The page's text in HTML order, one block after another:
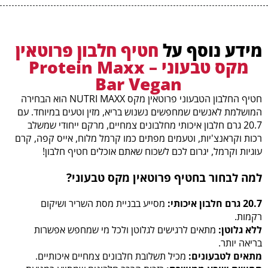
מידע נוסף על חטיף חלבון פרוטאין
מקס טבעוני – Protein Maxx
Bar Vegan
חטיף החלבון הטבעוני פרוטאין מקס NUTRI MAXX הוא הבחירה
המושלמת לאנשים שמחפשים נשנוש בריא, מזין וטעים במיוחד. עם
20.7 גרם חלבון איכותי מחלבונים צמחיים, מרקם ייחודי שמשלב
רכות וקראנצ'יות, וטעמים מפתים כמו קרמל מלוח, אייס קפה, קרם
עוגיות וקרמל, יגרום לכם לשכוח שאתם אוכלים חטיף חלבון!
למה לבחור בחטיף פרוטאין מקס טבעוני?
20.7 גרם חלבון איכותי:
מסייע בבניית מסת השריר ושיקום
רקמות.
ללא גלוטן: מתאים לרגישים לגלוטן ולכל מי שמחפש אפשרות
בריאה יותר.
מתאים לטבעונים: מכיל תשלובת חלבונים צמחיים איכותיים.